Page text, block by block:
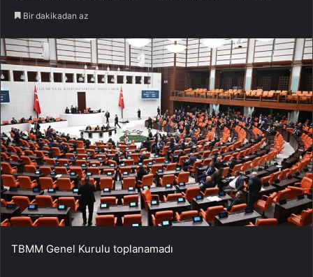
Bir dakikadan az
TBMM Genel Kurulu toplanamadı